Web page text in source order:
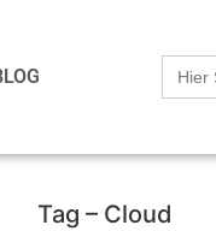
for:
Tag – Cloud